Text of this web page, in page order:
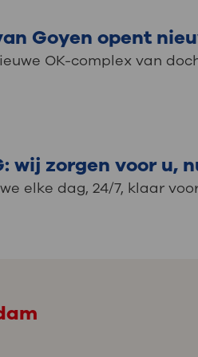
Goyen opent
OK-complex van
wij zorgen voor u,
elke dag, 24/7, klaar